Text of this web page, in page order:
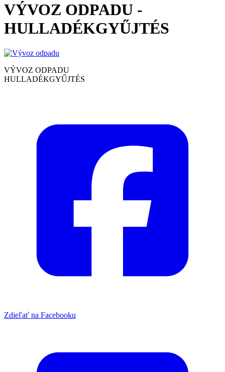
VÝVOZ ODPADU -
HULLADÉKGYŰJTÉS
VÝVOZ ODPADU
HULLADÉKGYŰJTÉS
Zdieľať na Facebooku